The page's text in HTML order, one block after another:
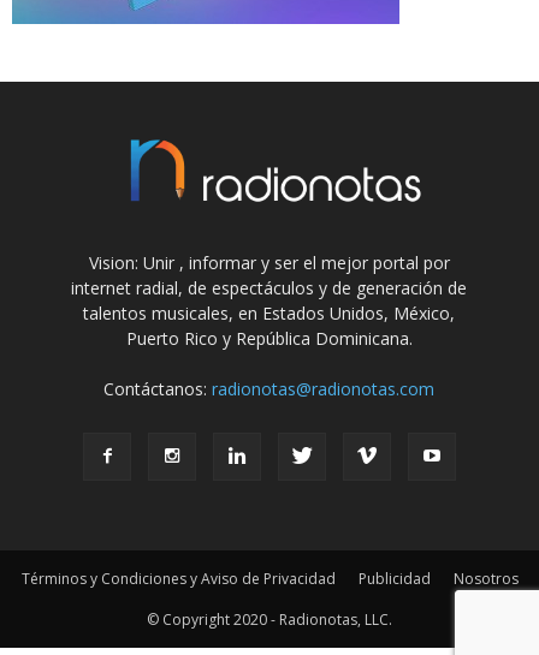
Vision: Unir , informar y ser el mejor portal por
internet radial, de espectáculos y de generación de
talentos musicales, en Estados Unidos, México,
Puerto Rico y República Dominicana.
Contáctanos:radionotas@radionotas.com
Términos y Condiciones y Aviso de Privacidad Publicidad
Nosotros
© Copyright 2020 - Radionotas, LLC.